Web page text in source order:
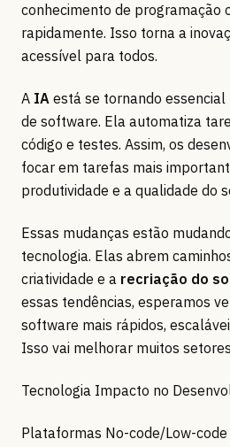
conhecimento de programação
rapidamente. Isso torna a
acessível para todos.
A IA está se tornando
de software. Ela automatiza
código e testes. Assim, os
focar em tarefas mais
produtividade e a qualidade do
Essas mudanças estão
tecnologia. Elas abrem
criatividade e a recriação do
essas tendências, esperamos
software mais rápidos,
Isso vai melhorar muitos
Tecnologia Impacto no
Plataformas No-code/Low-